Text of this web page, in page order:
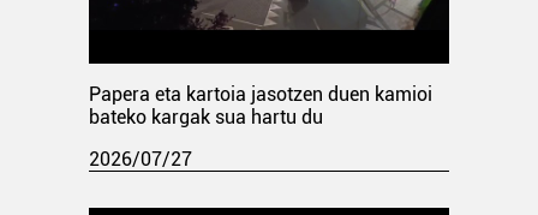
Papera eta kartoia jasotzen duen kamioi
bateko kargak sua hartu du
2026/07/27